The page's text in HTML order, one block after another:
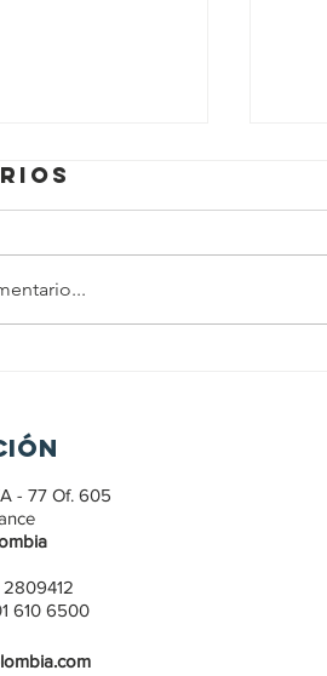
(El
Siglo)
- 77 Of. 605
2809412
610 6500